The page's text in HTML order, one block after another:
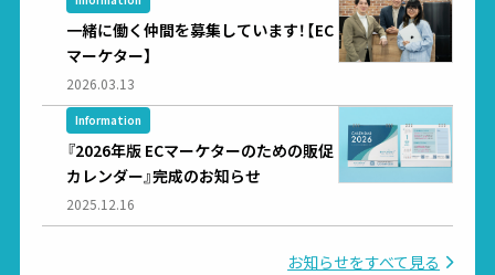
一緒に働く仲間を募集しています！【EC
マーケター】
2026.03.13
Information
『2026年版 ECマーケターのための販促
カレンダー』完成のお知らせ
2025.12.16
お知らせをすべて見る